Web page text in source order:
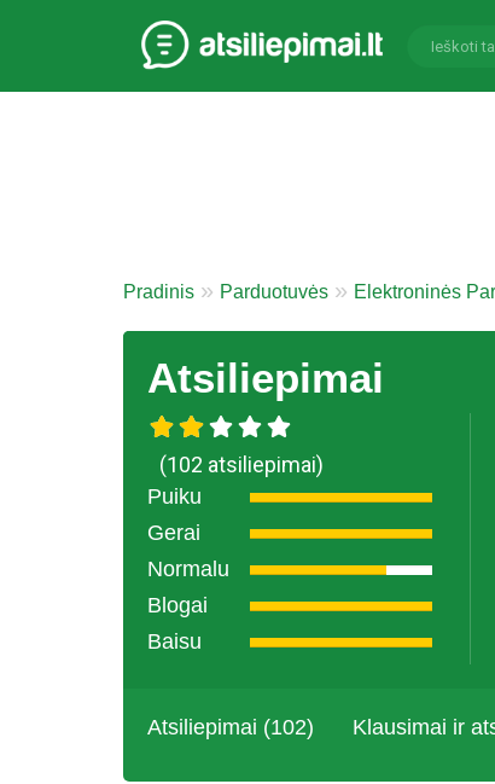
Pradinis Parduotuvės Elektroninės
Atsiliepimai
(102 atsiliepimai)
Puiku
Gerai
Normalu
Blogai
Baisu
Atsiliepimai (102) Klausimai ir